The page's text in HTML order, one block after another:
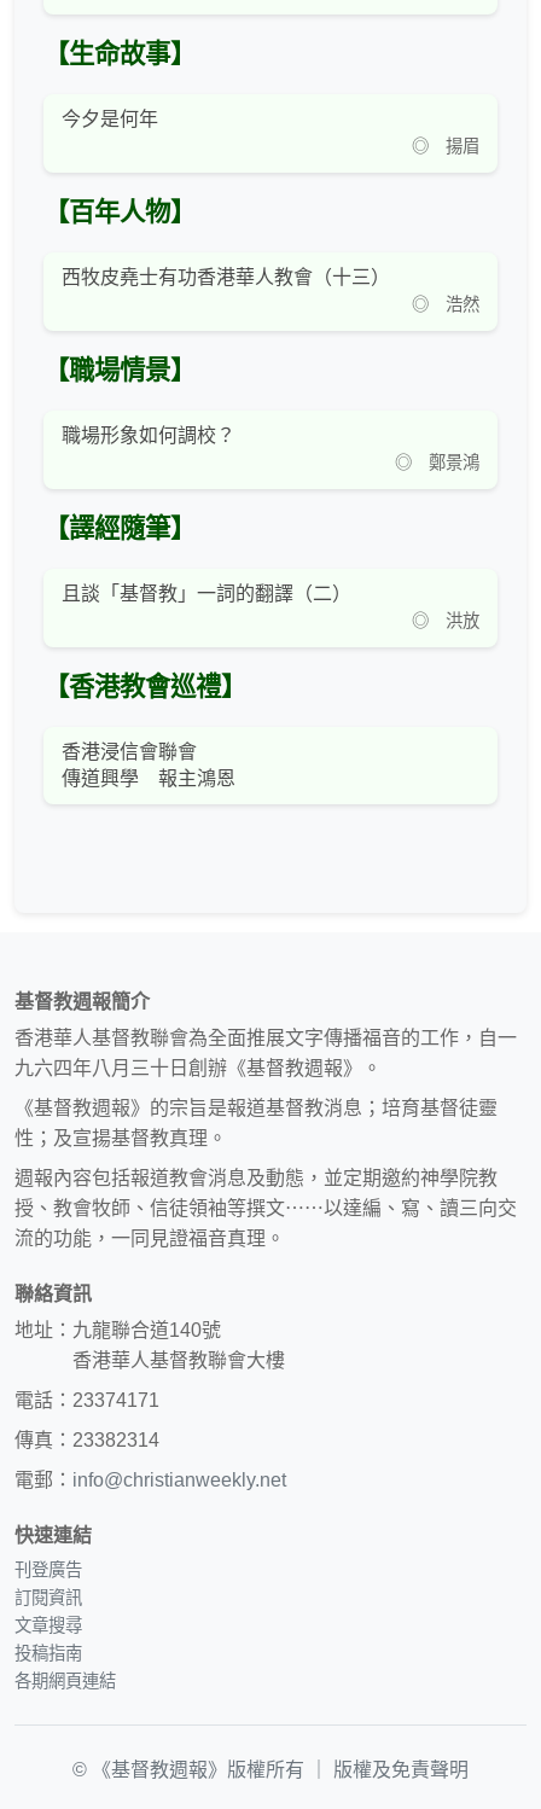
【生命故事】
今夕是何年
◎ 揚眉
【百年人物】
西牧皮堯士有功香港華人教會（十三）
◎ 浩然
【職場情景】
職場形象如何調校？
◎ 鄭景鴻
【譯經隨筆】
且談「基督教」一詞的翻譯（二）
◎ 洪放
【香港教會巡禮】
香港浸信會聯會
傳道興學 報主鴻恩
基督教週報簡介
香港華人基督教聯會為全面推展文字傳播福音的工作，自一
九六四年八月三十日創辦《基督教週報》。
《基督教週報》的宗旨是報道基督教消息；培育基督徒靈
性；及宣揚基督教真理。
週報內容包括報道教會消息及動態，並定期邀約神學院教
授、教會牧師、信徒領袖等撰文⋯⋯以達編、寫、讀三向交
流的功能，一同見證福音真理。
聯絡資訊
地址：九龍聯合道140號
香港華人基督教聯會大樓
電話：23374171
傳真：23382314
電郵： info@christianweekly.net
快速連結
刊登廣告
訂閱資訊
文章搜尋
投稿指南
各期網頁連結
© 《基督教週報》版權所有 ｜ 版權及免責聲明